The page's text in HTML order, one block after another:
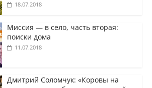
18.07.2018
Миссия — в село, часть вторая:
поиски дома
11.07.2018
Дмитрий Соломчук: «Коровы на